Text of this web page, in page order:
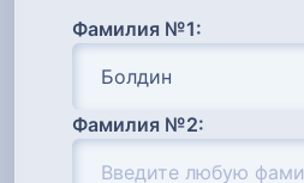
Фамилия №1:
Фамилия №2: